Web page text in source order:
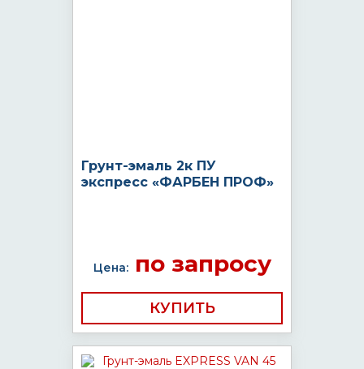
Грунт-эмаль 2к ПУ
экспресс «ФАРБЕН ПРОФ»
Цена:по запросу
КУПИТЬ